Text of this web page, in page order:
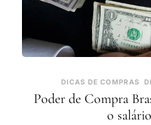
DICAS DE COMPRAS
Poder de Compra
o